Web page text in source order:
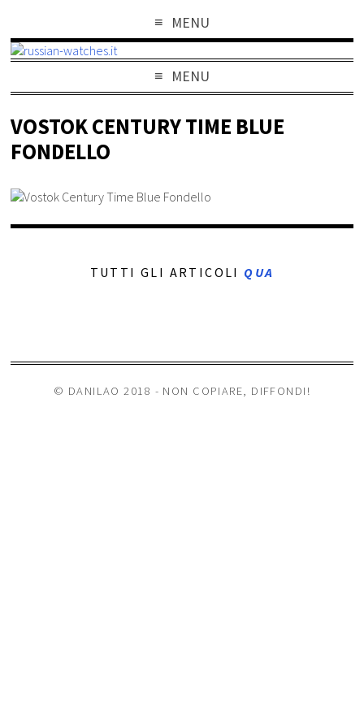
MENU
MENU
VOSTOK CENTURY TIME BLUE
FONDELLO
TUTTI GLI ARTICOLI QUA
© DANILAO 2018 - NON COPIARE, DIFFONDI!